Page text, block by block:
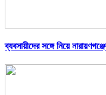
ব্যবসায়ীদের সঙ্গে নিয়ে